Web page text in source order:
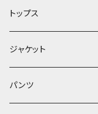
トップス
ジャケット
パンツ